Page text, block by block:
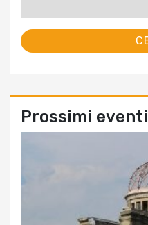
Prossimi eventi